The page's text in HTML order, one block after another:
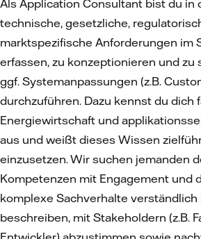
Als Application Consultant bist du in
technische, gesetzliche,
marktspezifische Anforderungen im
erfassen, zu konzeptionieren und zu
ggf. Systemanpassungen (z.B.
durchzuführen. Dazu kennst du dich
Energiewirtschaft und
aus und weißt dieses Wissen
einzusetzen. Wir suchen jemanden
Kompetenzen mit Engagement und
komplexe Sachverhalte
beschreiben, mit Stakeholdern (z.B.